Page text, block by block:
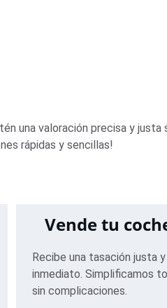
una valoración precisa y justa
rápidas y sencillas!
Vende tu
Recibe una tasación justa
inmediato. Simplificamos
sin complicaciones.